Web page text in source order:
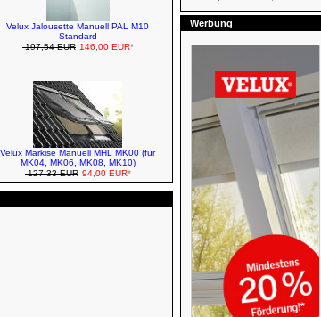
Velux Jalousette Manuell PAL M10
Standard
197,54 EUR 146,00 EUR*
Velux Markise Manuell MHL MK00 (für
MK04, MK06, MK08, MK10)
127,33 EUR 94,00 EUR*
Roto Markisen/Außenrollos -
Manuell
Roto Rollläden - Solar Funk
Roto Sonnenschutz und Zubehör
VELUX Zubehör - Ventilation
Werbung